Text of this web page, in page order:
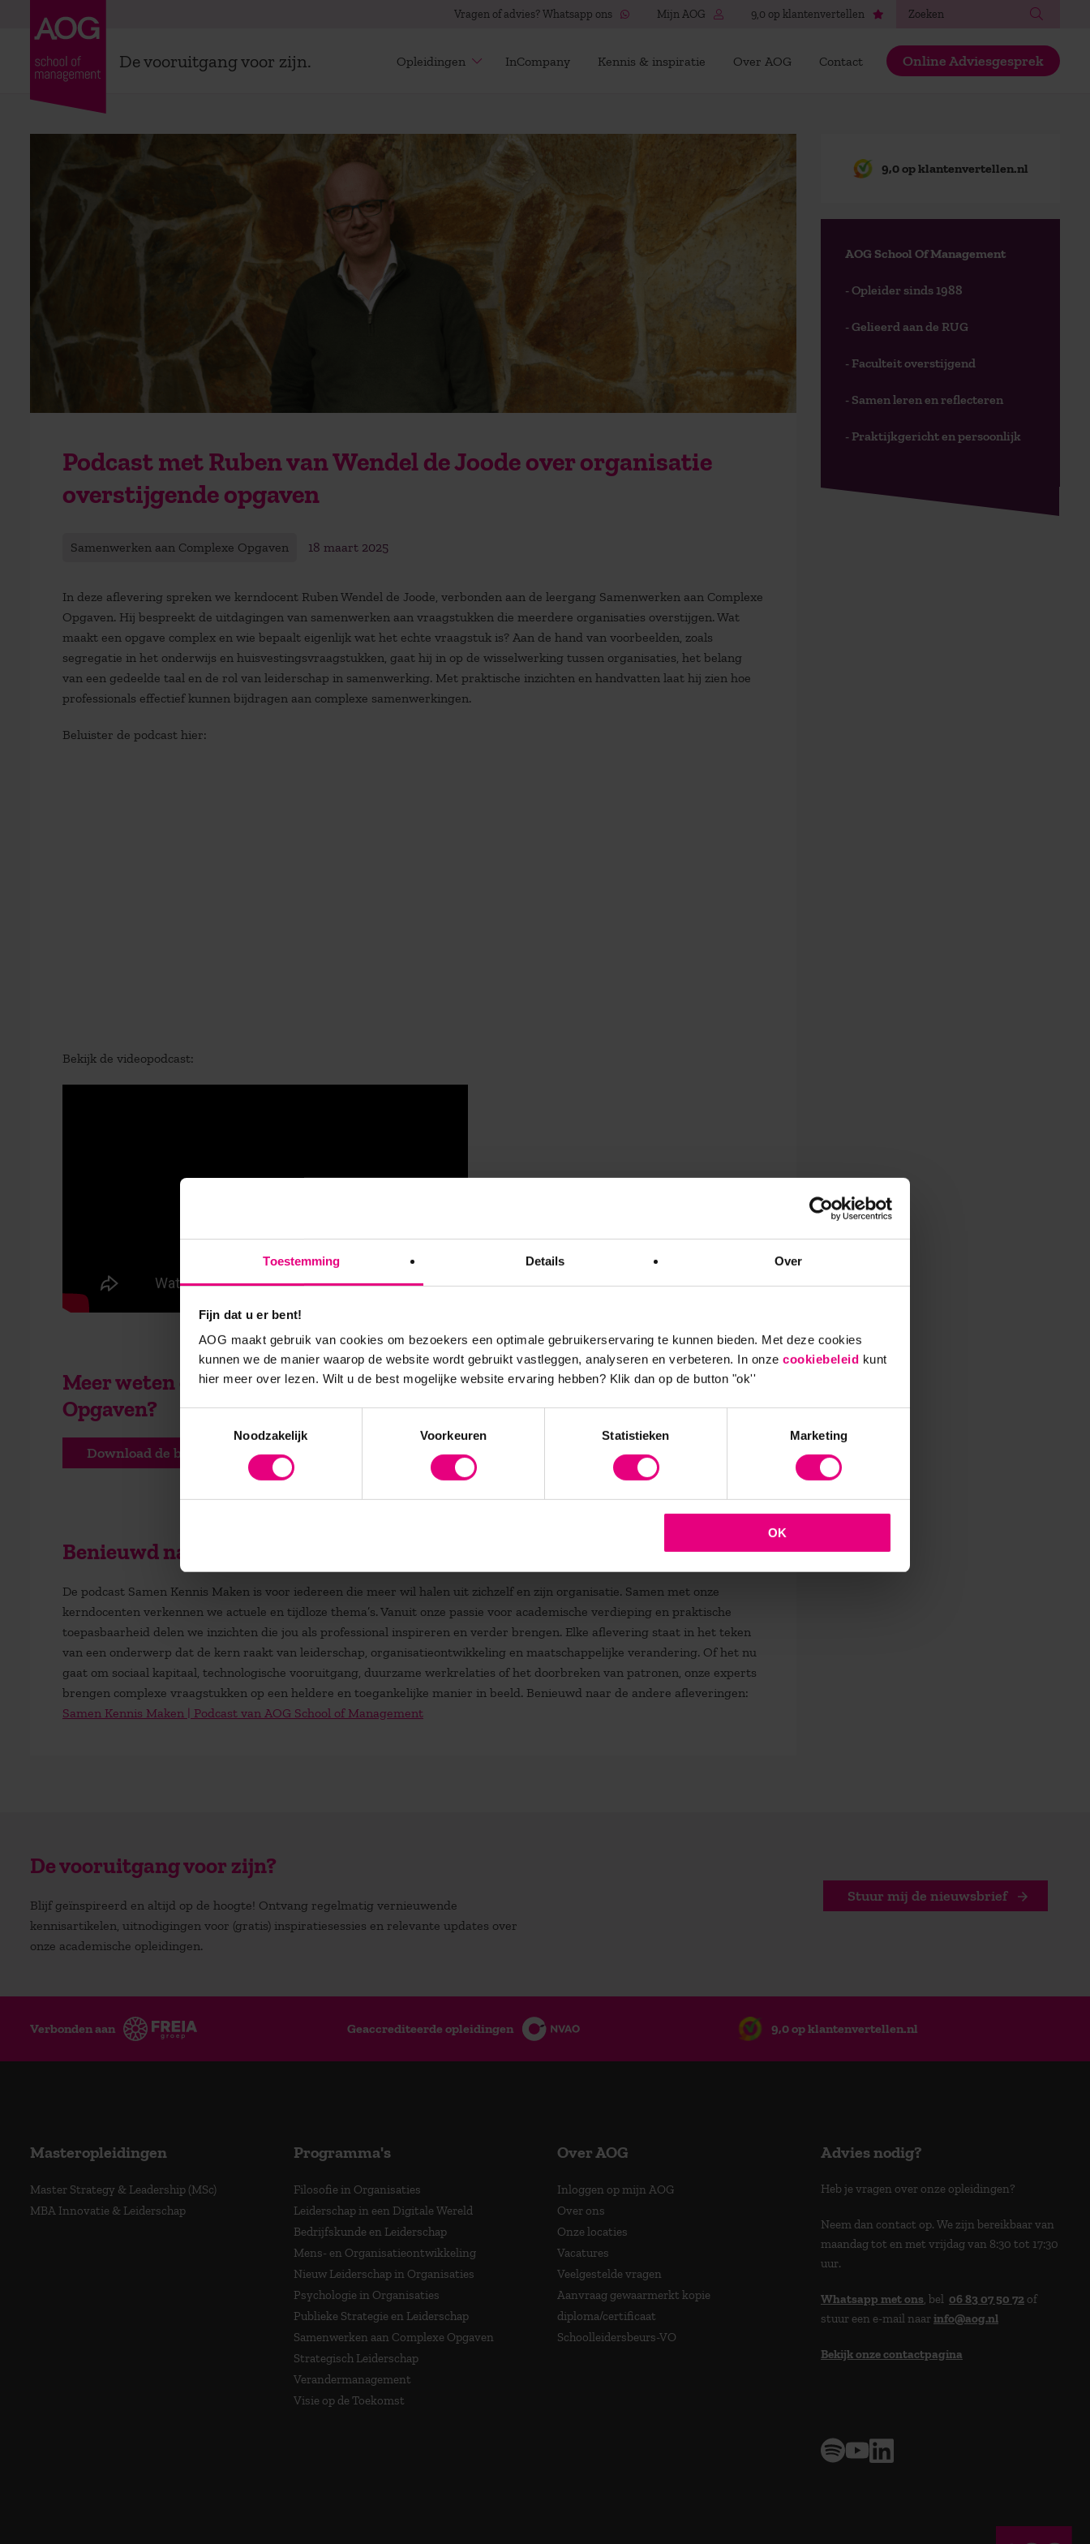
Toestemming Details Over
Fijn dat u er bent!
AOG maakt gebruik van cookies om bezoekers een optimale gebruikerservaring te kunnen bieden. Met deze cookies
kunnen we de manier waarop de website wordt gebruikt vastleggen, analyseren en verbeteren. In onze cookiebeleid kunt
hier meer over lezen. Wilt u de best mogelijke website ervaring hebben? Klik dan op de button "ok''
Noodzakelijk
Voorkeuren Statistieken Marketing
OK
Vragen of advies? Whatsapp ons Mijn AOG 9,0 op klantenvertellen
De vooruitgang voor zijn. Opleidingen InCompany Kennis & inspiratie Over AOG Contact Online Adviesgesprek
Podcast met Ruben van Wendel de Joode over organisatie
overstijgende opgaven
Samenwerken aan Complexe Opgaven 18 maart 2025
In deze aflevering spreken we kerndocent Ruben Wendel de Joode, verbonden aan de leergang Samenwerken aan Complexe
Opgaven. Hij bespreekt de uitdagingen van samenwerken aan vraagstukken die meerdere organisaties overstijgen. Wat
maakt een opgave complex en wie bepaalt eigenlijk wat het echte vraagstuk is? Aan de hand van voorbeelden, zoals
segregatie in het onderwijs en huisvestingsvraagstukken, gaat hij in op de wisselwerking tussen organisaties, het belang
van een gedeelde taal en de rol van leiderschap in samenwerking. Met praktische inzichten en handvatten laat hij zien hoe
professionals effectief kunnen bijdragen aan complexe samenwerkingen.
Beluister de podcast hier:
Bekijk de videopodcast:
Meer weten over de deeltijdopleiding Samenwerken aan Complexe
Opgaven?
Download de brochure
Benieuwd naar andere afleveringen van de podcast?
De podcast Samen Kennis Maken is voor iedereen die meer wil halen uit zichzelf en zijn organisatie. Samen met onze
kerndocenten verkennen we actuele en tijdloze thema’s. Vanuit onze passie voor academische verdieping en praktische
toepasbaarheid delen we inzichten die jou als professional inspireren en verder brengen. Elke aflevering staat in het teken
van een onderwerp dat de kern raakt van leiderschap, organisatieontwikkeling en maatschappelijke verandering. Of het nu
gaat om sociaal kapitaal, technologische vooruitgang, duurzame werkrelaties of het doorbreken van patronen, onze experts
brengen complexe vraagstukken op een heldere en toegankelijke manier in beeld. Benieuwd naar de andere afleveringen:
Samen Kennis Maken | Podcast van AOG School of Management
9,0 op klantenvertellen.nl
AOG School Of Management
- Opleider sinds 1988
- Gelieerd aan de RUG
- Faculteit overstijgend
- Samen leren en reflecteren
- Praktijkgericht en persoonlijk
De vooruitgang voor zijn?
Blijf geïnspireerd en altijd op de hoogte! Ontvang regelmatig vernieuwende
kennisartikelen, uitnodigingen voor (gratis) inspiratiesessies en relevante updates over
onze academische opleidingen.
Stuur mij de nieuwsbrief
Verbonden aan Geaccrediteerde opleidingen 9,0 op klantenvertellen.nl
Masteropleidingen
Master Strategy & Leadership (MSc)
MBA Innovatie & Leiderschap
Programma's
Filosofie in Organisaties
Leiderschap in een Digitale Wereld
Bedrijfskunde en Leiderschap
Mens- en Organisatieontwikkeling
Nieuw Leiderschap in Organisaties
Psychologie in Organisaties
Publieke Strategie en Leiderschap
Samenwerken aan Complexe Opgaven
Strategisch Leiderschap
Verandermanagement
Visie op de Toekomst
Over AOG
Inloggen op mijn AOG
Over ons
Onze locaties
Vacatures
Veelgestelde vragen
Aanvraag gewaarmerkt kopie
diploma/certificaat
Schoolleidersbeurs-VO
Advies nodig?
Heb je vragen over onze opleidingen?
Neem dan contact op. We zijn bereikbaar van
maandag tot en met vrijdag van 8:30 tot 17:30
uur.
Whatsapp met ons , bel 06 83 07 50 72 of
stuur een e-mail naarinfo@aog.nl
Bekijk onze contactpagina